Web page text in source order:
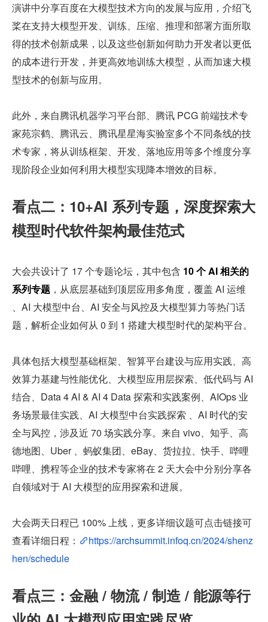
演讲中分享百度在大模型技术方向的发展与应用，介绍飞
桨在支持大模型开发、训练、压缩、推理和部署方面所取
得的技术创新成果，以及这些创新如何助力开发者以更低
的成本进行开发，并更高效地训练大模型，从而加速大模
型技术的创新与应用。
此外，来自腾讯机器学习平台部、腾讯 PCG 前端技术专
家苑宗鹤、腾讯云、腾讯星星海实验室多个不同条线的技
术专家，将从训练框架、开发、落地应用等多个维度分享
现阶段企业如何利用大模型实现降本增效的目标。
看点二：10+AI 系列专题，深度探索大
模型时代软件架构最佳范式
大会共设计了 17 个专题论坛，其中包含 10 个 AI 相关的
系列专题 ，从底层基础到顶层应用多角度，覆盖 AI 运维
、AI 大模型中台、AI 安全与风控及大模型算力等热门话
题，解析企业如何从 0 到 1 搭建大模型时代的架构平台。
具体包括大模型基础框架、智算平台建设与应用实践、高
效算力基建与性能优化、大模型应用层探索、低代码与 AI
结合、Data 4 AI & AI 4 Data 探索和实践案例、AIOps 业
务场景最佳实践、AI 大模型中台实践探索 、AI 时代的安
全与风控，涉及近 70 场实践分享。来自 vivo、知乎、高
德地图、Uber 、蚂蚁集团、eBay、货拉拉、快手、哔哩
哔哩、携程等企业的技术专家将在 2 天大会中分别分享各
自领域对于 AI 大模型的应用探索和进展。
大会两天日程已 100% 上线，更多详细议题可点击链接可
查看详细日程：
https://archsummit.infoq.cn/2024/shenz
hen/schedule
看点三：金融 / 物流 / 制造 / 能源等行